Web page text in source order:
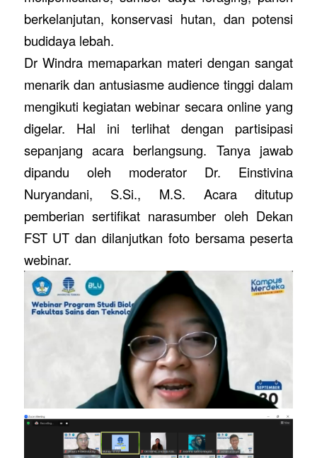
berkelanjutan, konservasi hutan, dan potensi
budidaya lebah.
Dr Windra memaparkan materi dengan sangat
menarik dan antusiasme audience tinggi dalam
mengikuti kegiatan webinar secara online yang
digelar. Hal ini terlihat dengan partisipasi
sepanjang acara berlangsung. Tanya jawab
dipandu oleh moderator Dr. Einstivina
Nuryandani, S.Si., M.S. Acara ditutup
pemberian sertifikat narasumber oleh Dekan
FST UT dan dilanjutkan foto bersama peserta
webinar.